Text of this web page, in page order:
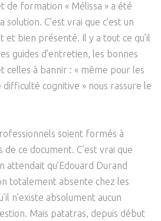
de formation « Mélissa » a été
C’est vrai que c’est un
bien présenté. Il y a tout ce qu’il
guides d’entretien, les bonnes
celles à bannir : « même pour les
cognitive » nous rassure le
soient formés à
ce document. C’est vrai que
attendait qu’Edouard Durand
totalement absente chez les
n’existe absolument aucun
Mais patatras, depuis début